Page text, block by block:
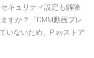
キュリティ設定も解除
すか？「DMM動画プレ
いないため、Playストア